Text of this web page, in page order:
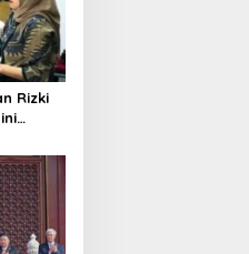
Rizki